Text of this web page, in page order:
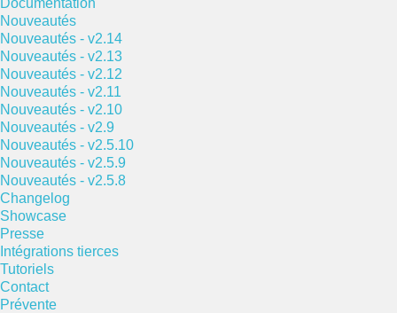
Documentation
Nouveautés
Nouveautés - v2.14
Nouveautés - v2.13
Nouveautés - v2.12
Nouveautés - v2.11
Nouveautés - v2.10
Nouveautés - v2.9
Nouveautés - v2.5.10
Nouveautés - v2.5.9
Nouveautés - v2.5.8
Changelog
Showcase
Presse
Intégrations tierces
Tutoriels
Contact
Prévente